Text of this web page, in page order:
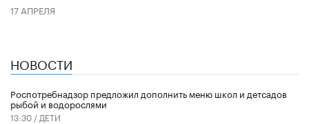
17 АПРЕЛЯ
НОВОСТИ
Роспотребнадзор предложил дополнить меню школ и детсадов
рыбой и водорослями
13:30 / ДЕТИ